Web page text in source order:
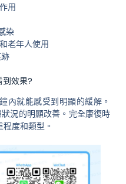
用
染
老年人使用
效果?
內就能感受到明顯的緩解。
況的明顯改善。完全康復時
度和類型。